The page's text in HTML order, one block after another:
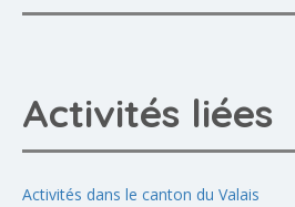
Activités liées
Activités dans le canton du Valais